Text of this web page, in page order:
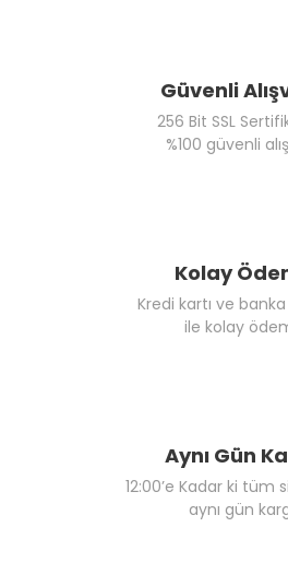
Güvenli
256 Bit SSL
%100 güvenli
Kolay
Kredi kartı ve
ile kolay
Aynı Gün
12:00’e Kadar ki tüm
aynı gün